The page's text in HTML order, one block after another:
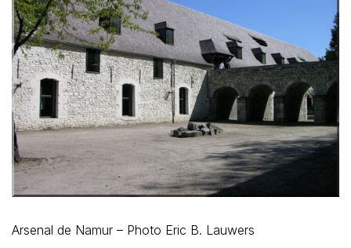
Arsenal de Namur – Photo Eric B. Lauwers